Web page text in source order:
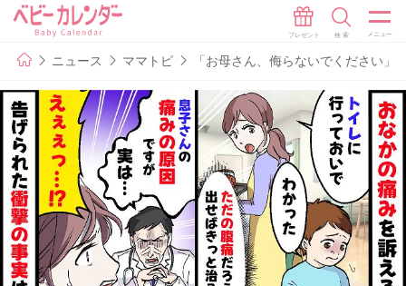
ニュース ママトピ 「お母さん、侮らないでください